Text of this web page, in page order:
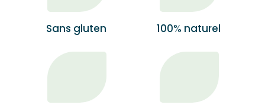
Sans gluten 100% naturel